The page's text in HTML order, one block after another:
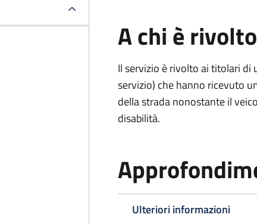
A chi è rivolto
Il servizio è rivolto ai titolari di
servizio) che hanno ricevuto
della strada nonostante il
disabilità.
Ulteriori informazioni